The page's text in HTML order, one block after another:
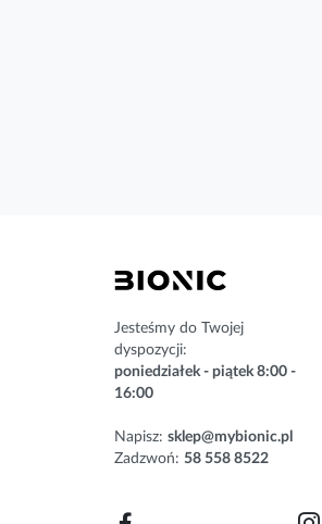
Jesteśmy do Twojej
dyspozycji:
poniedziałek - piątek 8:00 -
16:00
Napisz: sklep@mybionic.pl
Zadzwoń: 58 558 8522